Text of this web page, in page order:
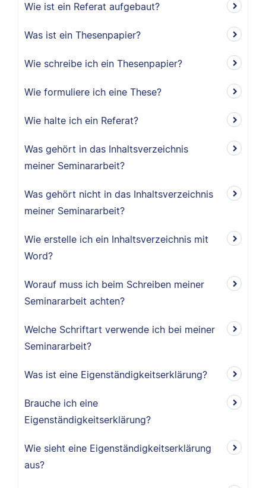
Wie ist ein Referat aufgebaut?
Was ist ein Thesenpapier?
Wie schreibe ich ein Thesenpapier?
Wie formuliere ich eine These?
Wie halte ich ein Referat?
Was gehört in das Inhaltsverzeichnis
meiner Seminararbeit?
Was gehört nicht in das Inhaltsverzeichnis
meiner Seminararbeit?
Wie erstelle ich ein Inhaltsverzeichnis mit
Word?
Worauf muss ich beim Schreiben meiner
Seminararbeit achten?
Welche Schriftart verwende ich bei meiner
Seminararbeit?
Was ist eine Eigenständigkeitserklärung?
Brauche ich eine
Eigenständigkeitserklärung?
Wie sieht eine Eigenständigkeitserklärung
aus?